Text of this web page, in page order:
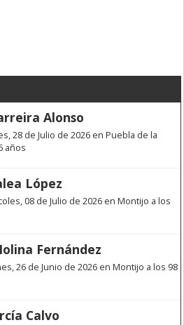
Alonso
28 de Julio de 2026 en Puebla de la
años
López
08 de Julio de 2026 en Montijo a los
Fernández
26 de Junio de 2026 en Montijo a los 98
Calvo